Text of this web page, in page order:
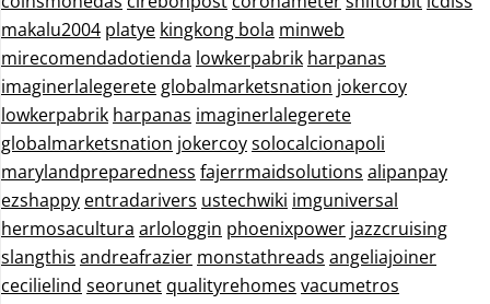
makalu2004 platye kingkong bola minweb
mirecomendadotienda lowkerpabrik harpanas
imaginerlalegerete globalmarketsnation jokercoy
lowkerpabrik harpanas imaginerlalegerete
globalmarketsnation jokercoysolocalcionapoli
marylandpreparedness fajerrmaidsolutions alipanpay
ezshappy entradarivers ustechwiki imguniversal
hermosacultura arlologgin phoenixpower jazzcruising
slangthis andreafrazier monstathreads angeliajoiner
cecilielind seorunet qualityrehomes vacumetros